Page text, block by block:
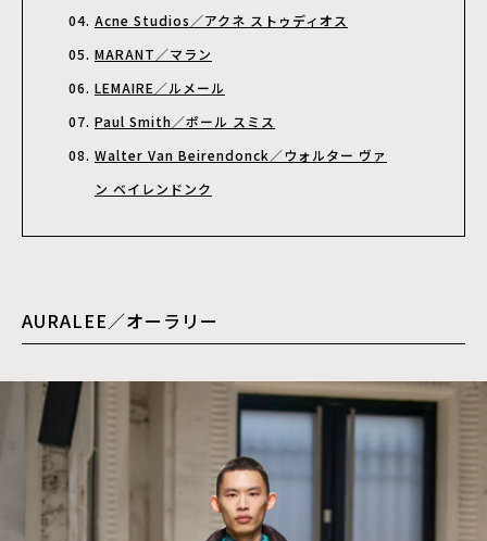
Acne Studios／アクネ ストゥディオス
MARANT／マラン
LEMAIRE／ルメール
Paul Smith／ポール スミス
Walter Van Beirendonck／ウォルター ヴァ
ン ベイレンドンク
AURALEE／オーラリー